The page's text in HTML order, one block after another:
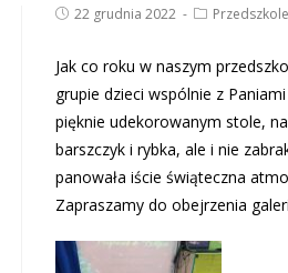
22 grudnia 2022 Przedszkole
Jak co roku w naszym
grupie dzieci wspólnie z
pięknie udekorowanym stole,
barszczyk i rybka, ale i nie
panowała iście świąteczna
Zapraszamy do obejrzenia